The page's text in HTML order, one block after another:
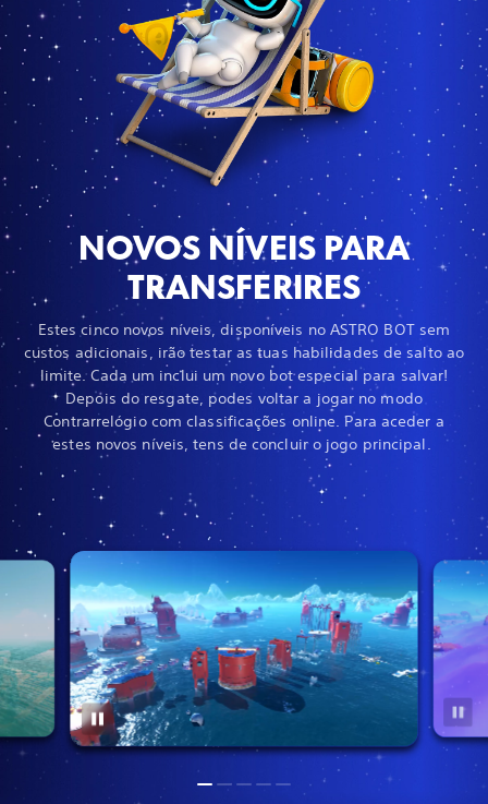
NOVOS NÍVEIS PARA
TRANSFERIRES
Estes cinco novos níveis, disponíveis no ASTRO BOT sem
custos adicionais, irão testar as tuas habilidades de salto ao
limite. Cada um inclui um novo bot especial para salvar!
Depois do resgate, podes voltar a jogar no modo
Contrarrelógio com classificações online. Para aceder a
estes novos níveis, tens de concluir o jogo principal.